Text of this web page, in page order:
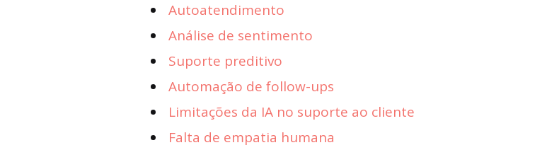
Autoatendimento
Análise de sentimento
Suporte preditivo
Automação de follow-ups
Limitações da IA no suporte ao cliente
Falta de empatia humana